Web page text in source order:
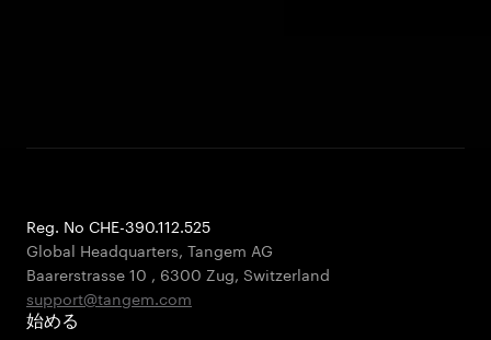
Reg. No CHE-390.112.525
Global Headquarters, Tangem AG
Baarerstrasse 10 , 6300 Zug, Switzerland
support@tangem.com
始める